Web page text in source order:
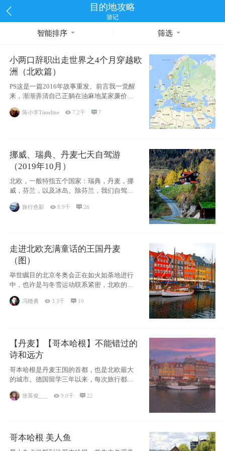
目的地攻略
游记
智能排序 筛选
小两口辞职出走世界之4个月穿越欧
洲（北欧篇）
PS这是一篇2016年故事重发。前言我一觉醒
来，渐渐弄清自己正躺在油麻地某家廉价宾
馆
陈小羊Timeline 7.2千 7
挪威、瑞典、丹麦七天自驾游
（2019年10月）
北欧，一般特指五个国家：瑞典，丹麦，挪
威，芬兰，以及冰岛。除芬兰，我们自驾游
旅行色影 8.9千 26
走进北欧充满童话的王国丹麦
（图）
举世瞩目的北京冬奥会正在如火如荼地进行
中，也许是与冬雪运动联系紧密，北欧的一
些国家因
冯赣勇 3.3千  10
【丹麦】【哥本哈根】不能错过的
诗和远方
哥本哈根是丹麦王国的首都，也是北欧最大
的城市。德国留学三年以来，每次旅行都是
张英俊___ 9.0千 22
哥本哈根 美人鱼